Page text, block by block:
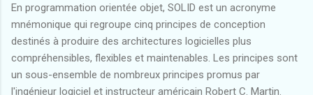
En programmation orientée objet, SOLID est un acronyme
mnémonique qui regroupe cinq principes de conception
destinés à produire des architectures logicielles plus
compréhensibles, flexibles et maintenables. Les principes sont
un sous-ensemble de nombreux principes promus par
l'ingénieur logiciel et instructeur américain Robert C. Martin.